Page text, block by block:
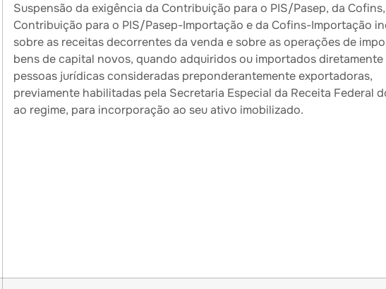
Suspensão da exigência da Contribuição para o PIS/Pasep, da
Contribuição para o PIS/Pasep-Importação e da Cofins-Importação
sobre as receitas decorrentes da venda e sobre as operações de
bens de capital novos, quando adquiridos ou importados
pessoas jurídicas consideradas preponderantemente exportadoras,
previamente habilitadas pela Secretaria Especial da Receita Federal
ao regime, para incorporação ao seu ativo imobilizado.